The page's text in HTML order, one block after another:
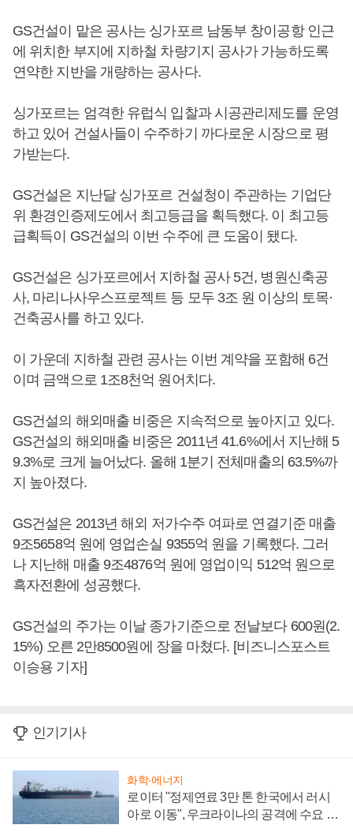
GS건설이 맡은 공사는 싱가포르 남동부 창이공항 인근
에 위치한 부지에 지하철 차량기지 공사가 가능하도록
연약한 지반을 개량하는 공사다.
싱가포르는 엄격한 유럽식 입찰과 시공관리제도를 운영
하고 있어 건설사들이 수주하기 까다로운 시장으로 평
가받는다.
GS건설은 지난달 싱가포르 건설청이 주관하는 기업단
위 환경인증제도에서 최고등급을 획득했다. 이 최고등
급획득이 GS건설의 이번 수주에 큰 도움이 됐다.
GS건설은 싱가포르에서 지하철 공사 5건, 병원신축공
사, 마리나사우스프로젝트 등 모두 3조 원 이상의 토목·
건축공사를 하고 있다.
이 가운데 지하철 관련 공사는 이번 계약을 포함해 6건
이며 금액으로 1조8천억 원어치다.
GS건설의 해외매출 비중은 지속적으로 높아지고 있다.
GS건설의 해외매출 비중은 2011년 41.6%에서 지난해 5
9.3%로 크게 늘어났다. 올해 1분기 전체매출의 63.5%까
지 높아졌다.
GS건설은 2013년 해외 저가수주 여파로 연결기준 매출
9조5658억 원에 영업손실 9355억 원을 기록했다. 그러
나 지난해 매출 9조4876억 원에 영업이익 512억 원으로
흑자전환에 성공했다.
GS건설의 주가는 이날 종가기준으로 전날보다 600원(2.
15%) 오른 2만8500원에 장을 마쳤다. [비즈니스포스트
이승용 기자]
인기기사
화학·에너지
로이터 "정제연료 3만 톤 한국에서 러시
아로 이동", 우크라이나의 공격에 수요 늘